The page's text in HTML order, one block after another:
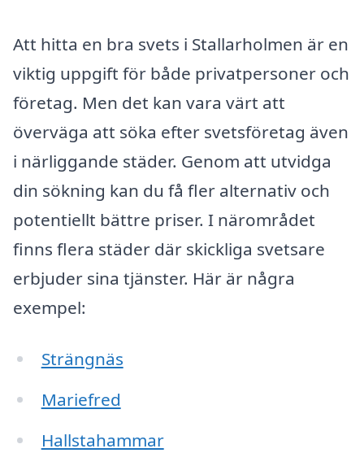
Att hitta en bra svets i Stallarholmen är en
viktig uppgift för både privatpersoner och
företag. Men det kan vara värt att
överväga att söka efter svetsföretag även
i närliggande städer. Genom att utvidga
din sökning kan du få fler alternativ och
potentiellt bättre priser. I närområdet
finns flera städer där skickliga svetsare
erbjuder sina tjänster. Här är några
exempel:
Strängnäs
Mariefred
Hallstahammar